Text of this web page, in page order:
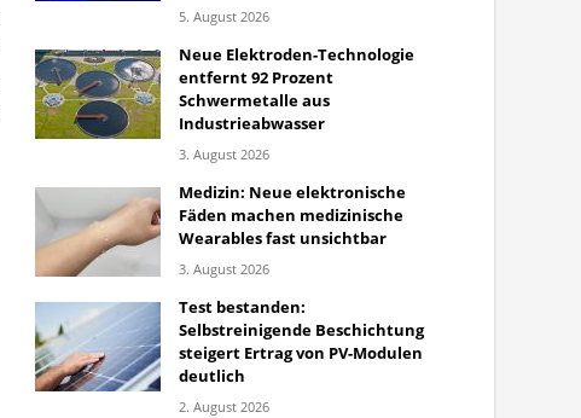
5. August 2026
Neue Elektroden-Technologie
entfernt 92 Prozent
Schwermetalle aus
Industrieabwasser
3. August 2026
Medizin: Neue elektronische
Fäden machen medizinische
Wearables fast unsichtbar
3. August 2026
Test bestanden:
Selbstreinigende Beschichtung
steigert Ertrag von PV-Modulen
deutlich
2. August 2026